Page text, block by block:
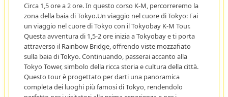
Circa 1,5 ore a 2 ore. In questo corso K-M, percorreremo la
zona della baia di Tokyo.Un viaggio nel cuore di Tokyo: Fai
un viaggio nel cuore di Tokyo con il Tokyobay K-M Tour.
Questa avventura di 1,5-2 ore inizia a Tokyobay e ti porta
attraverso il Rainbow Bridge, offrendo viste mozzafiato
sulla baia di Tokyo. Continuando, passerai accanto alla
Tokyo Tower, simbolo della ricca storia e cultura della città.
Questo tour è progettato per darti una panoramica
completa dei luoghi più famosi di Tokyo, rendendolo